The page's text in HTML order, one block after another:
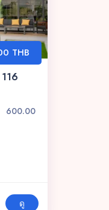
THB
600.00
ดู